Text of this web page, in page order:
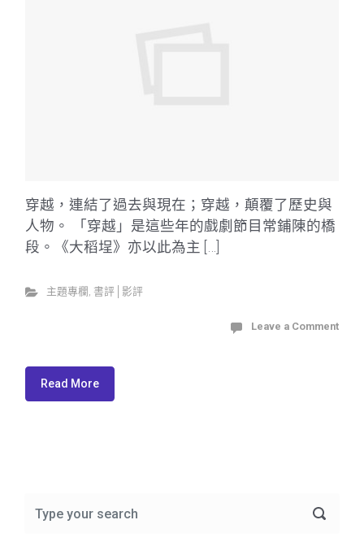
穿越，連結了過去與現在；穿越，顛覆了歷史與
人物。 「穿越」是這些年的戲劇節目常鋪陳的橋
段。《大稻埕》亦以此為主 […]
主題專欄 , 書評│影評
Leave a Comment
Read More